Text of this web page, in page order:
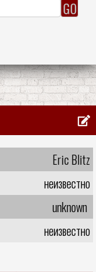
Eric Blitz
неизвестно
unknown
неизвестно